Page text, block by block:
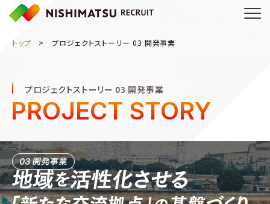
トップ プロジェクトストーリー 03 開発事業
プロジェクトストーリー 03 開発事業
PROJECT STORY